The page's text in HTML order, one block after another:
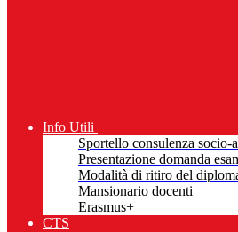
Info Utili
Sportello consulenza socio-
Presentazione domanda
Modalità di ritiro del
Mansionario docenti
Erasmus+
CTS